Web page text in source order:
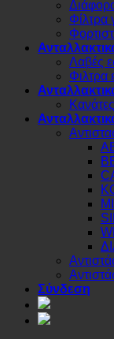
Φίλτρα
Λαβές
Φιλτρα
Σύνδεση